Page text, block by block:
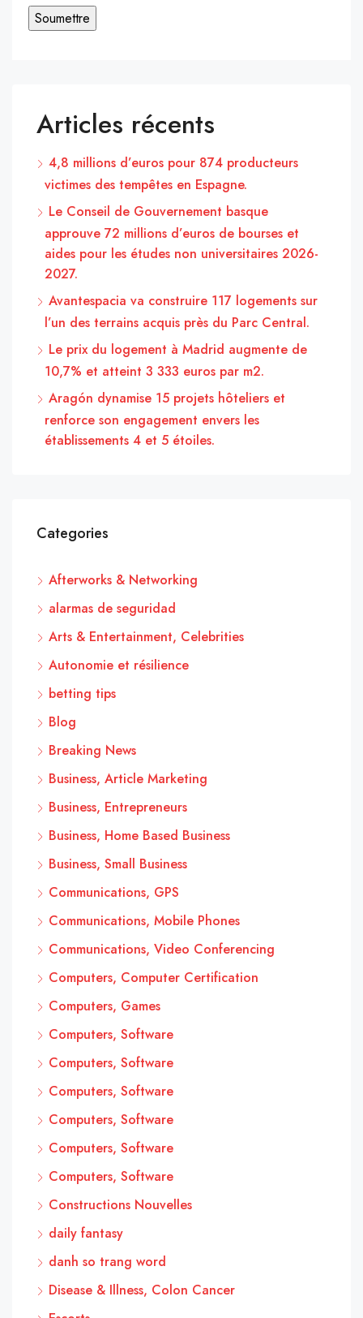
Articles récents
4,8 millions d’euros pour 874 producteurs
victimes des tempêtes en Espagne.
Le Conseil de Gouvernement basque
approuve 72 millions d’euros de bourses et
aides pour les études non universitaires 2026-
2027.
Avantespacia va construire 117 logements sur
l’un des terrains acquis près du Parc Central.
Le prix du logement à Madrid augmente de
10,7% et atteint 3 333 euros par m2.
Aragón dynamise 15 projets hôteliers et
renforce son engagement envers les
établissements 4 et 5 étoiles.
Categories
Afterworks & Networking
alarmas de seguridad
Arts & Entertainment, Celebrities
Autonomie et résilience
betting tips
Blog
Breaking News
Business, Article Marketing
Business, Entrepreneurs
Business, Home Based Business
Business, Small Business
Communications, GPS
Communications, Mobile Phones
Communications, Video Conferencing
Computers, Computer Certification
Computers, Games
Computers, Software
Computers, Software
Computers, Software
Computers, Software
Computers, Software
Computers, Software
Constructions Nouvelles
daily fantasy
danh so trang word
Disease & Illness, Colon Cancer